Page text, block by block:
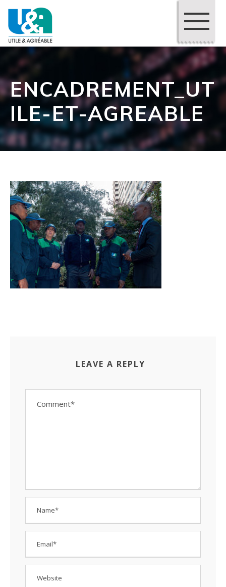
ENCADREMENT_UT
ILE-ET-AGREABLE
LEAVE A REPLY